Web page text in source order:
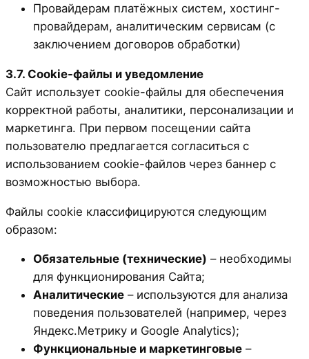
Провайдерам платёжных систем, хостинг-
провайдерам, аналитическим сервисам (с
заключением договоров обработки)
3.7. Cookie-файлы и уведомление
Сайт использует cookie-файлы для обеспечения
корректной работы, аналитики, персонализации и
маркетинга. При первом посещении сайта
пользователю предлагается согласиться с
использованием cookie-файлов через баннер с
возможностью выбора.
Файлы cookie классифицируются следующим
образом:
Обязательные (технические) – необходимы
для функционирования Сайта;
Аналитические – используются для анализа
поведения пользователей (например, через
Яндекс.Метрику и Google Analytics);
Функциональные и маркетинговые –